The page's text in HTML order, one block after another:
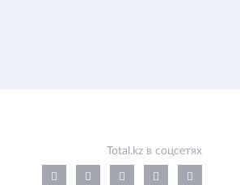
Total.kz в соцсетях